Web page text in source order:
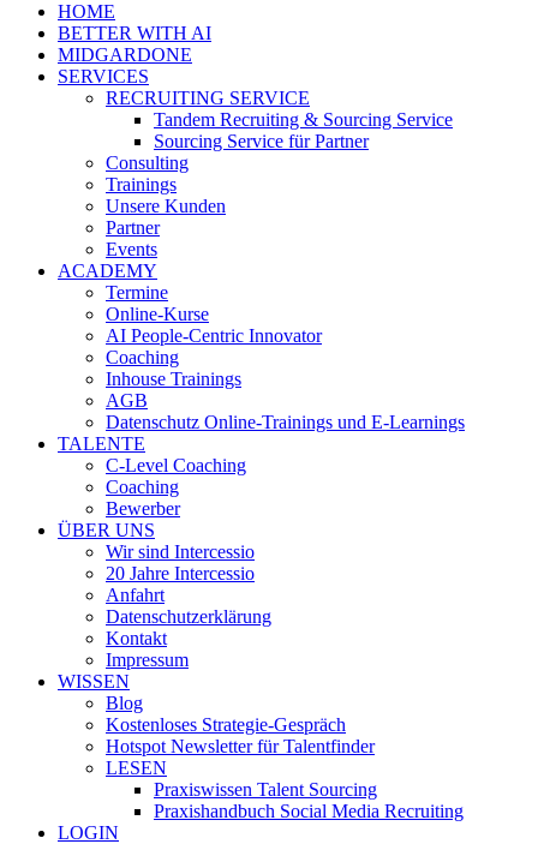
HOME
BETTER WITH AI
MIDGARDONE
SERVICES
RECRUITING SERVICE
Tandem Recruiting & Sourcing Service
Sourcing Service für Partner
Consulting
Trainings
Unsere Kunden
Partner
Events
ACADEMY
Termine
Online-Kurse
AI People-Centric Innovator
Coaching
Inhouse Trainings
AGB
Datenschutz Online-Trainings und E-Learnings
TALENTE
C-Level Coaching
Coaching
Bewerber
ÜBER UNS
Wir sind Intercessio
20 Jahre Intercessio
Anfahrt
Datenschutzerklärung
Kontakt
Impressum
WISSEN
Blog
Kostenloses Strategie-Gespräch
Hotspot Newsletter für Talentfinder
LESEN
Praxiswissen Talent Sourcing
Praxishandbuch Social Media Recruiting
LOGIN